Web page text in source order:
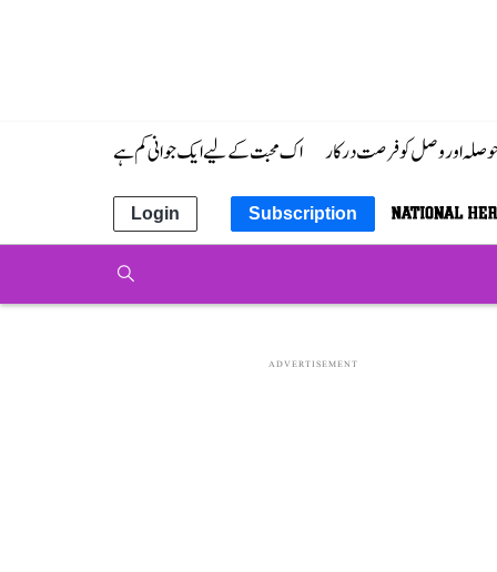
حوصلہ اور وصل کو فرصت درکار اک محبت کے لیے ایک جوانی کم ہے
Subscription
Login
ADVERTISEMENT